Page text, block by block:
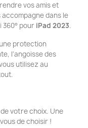
vos amis et
dans le
pour iPad 2023.
protection
l'angoisse des
utilisez au
votre choix. Une
de choisir !